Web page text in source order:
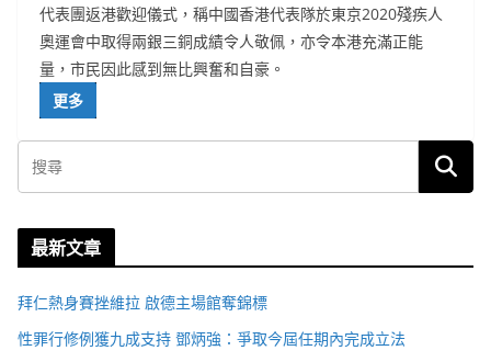
代表團返港歡迎儀式，稱中國香港代表隊於東京2020殘疾人
奧運會中取得兩銀三銅成績令人敬佩，亦令本港充滿正能
量，市民因此感到無比興奮和自豪。
更多
最新文章
拜仁熱身賽挫維拉 啟德主場館奪錦標
性罪行修例獲九成支持 鄧炳強：爭取今屆任期內完成立法